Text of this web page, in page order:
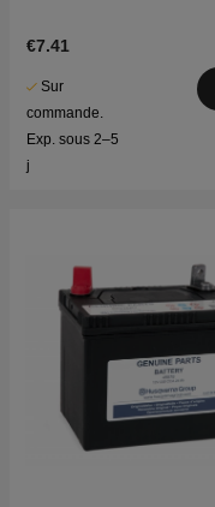
€7.41
Sur
commande.
Exp. sous 2–5
j